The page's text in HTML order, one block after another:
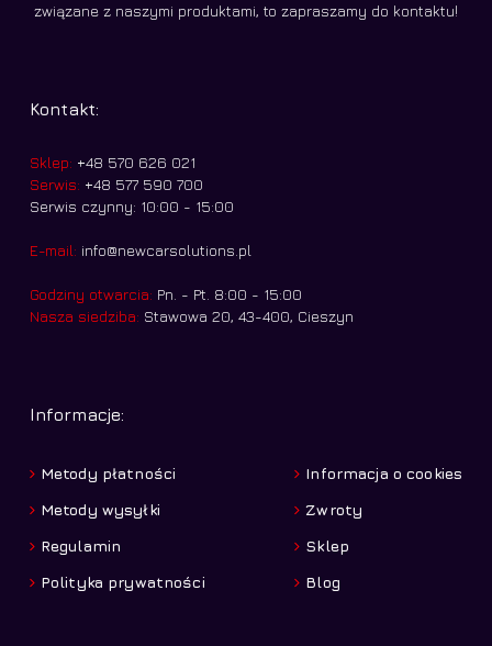
związane z naszymi produktami, to zapraszamy do kontaktu!
Kontakt:
Sklep: +48 570 626 021
Serwis: +48 577 590 700
Serwis czynny: 10:00 - 15:00
E-mail: info@newcarsolutions.pl
Godziny otwarcia: Pn. - Pt. 8:00 - 15:00
Nasza siedziba: Stawowa 20, 43-400, Cieszyn
Informacje:
Metody płatności
Metody wysyłki
Regulamin
Polityka prywatności
Informacja o cookies
Zwroty
Sklep
Blog